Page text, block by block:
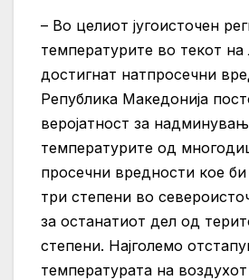
– Во целиот југоисточен
температурите во текот на
достигнат натпросечни
Република Македонија
веројатност за
температурите од
просечни вредности кое
три степени во
за останатиот дел од
степени. Најголемо
температурата на